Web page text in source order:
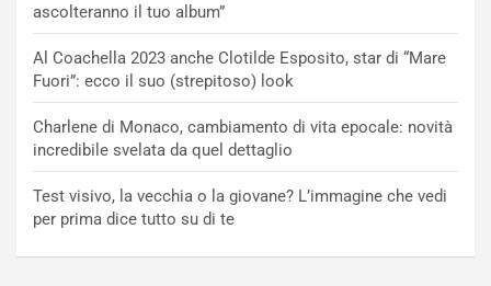
ascolteranno il tuo album”
Al Coachella 2023 anche Clotilde Esposito, star di “Mare
Fuori”: ecco il suo (strepitoso) look
Charlene di Monaco, cambiamento di vita epocale: novità
incredibile svelata da quel dettaglio
Test visivo, la vecchia o la giovane? L’immagine che vedi
per prima dice tutto su di te